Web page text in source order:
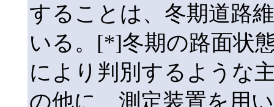
することは、冬期道路
いる。[*]冬期の路面状
により判別するような
の他に、測定装置を用